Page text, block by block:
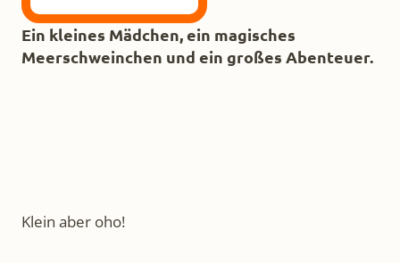
Ein kleines Mädchen, ein magisches
Meerschweinchen und ein großes Abenteuer.
Klein aber oho!